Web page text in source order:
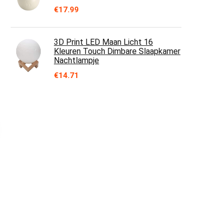
€17.99
3D Print LED Maan Licht 16
Kleuren Touch Dimbare Slaapkamer
Nachtlampje
€14.71